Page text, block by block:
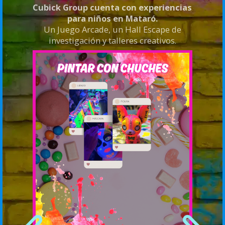
Cubick Group cuenta con experiencias
para niños en Mataró.
Un Juego Arcade, un Hall Escape de
investigación y talleres creativos.